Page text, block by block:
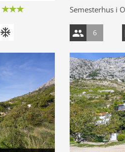
Semesterhus i
6